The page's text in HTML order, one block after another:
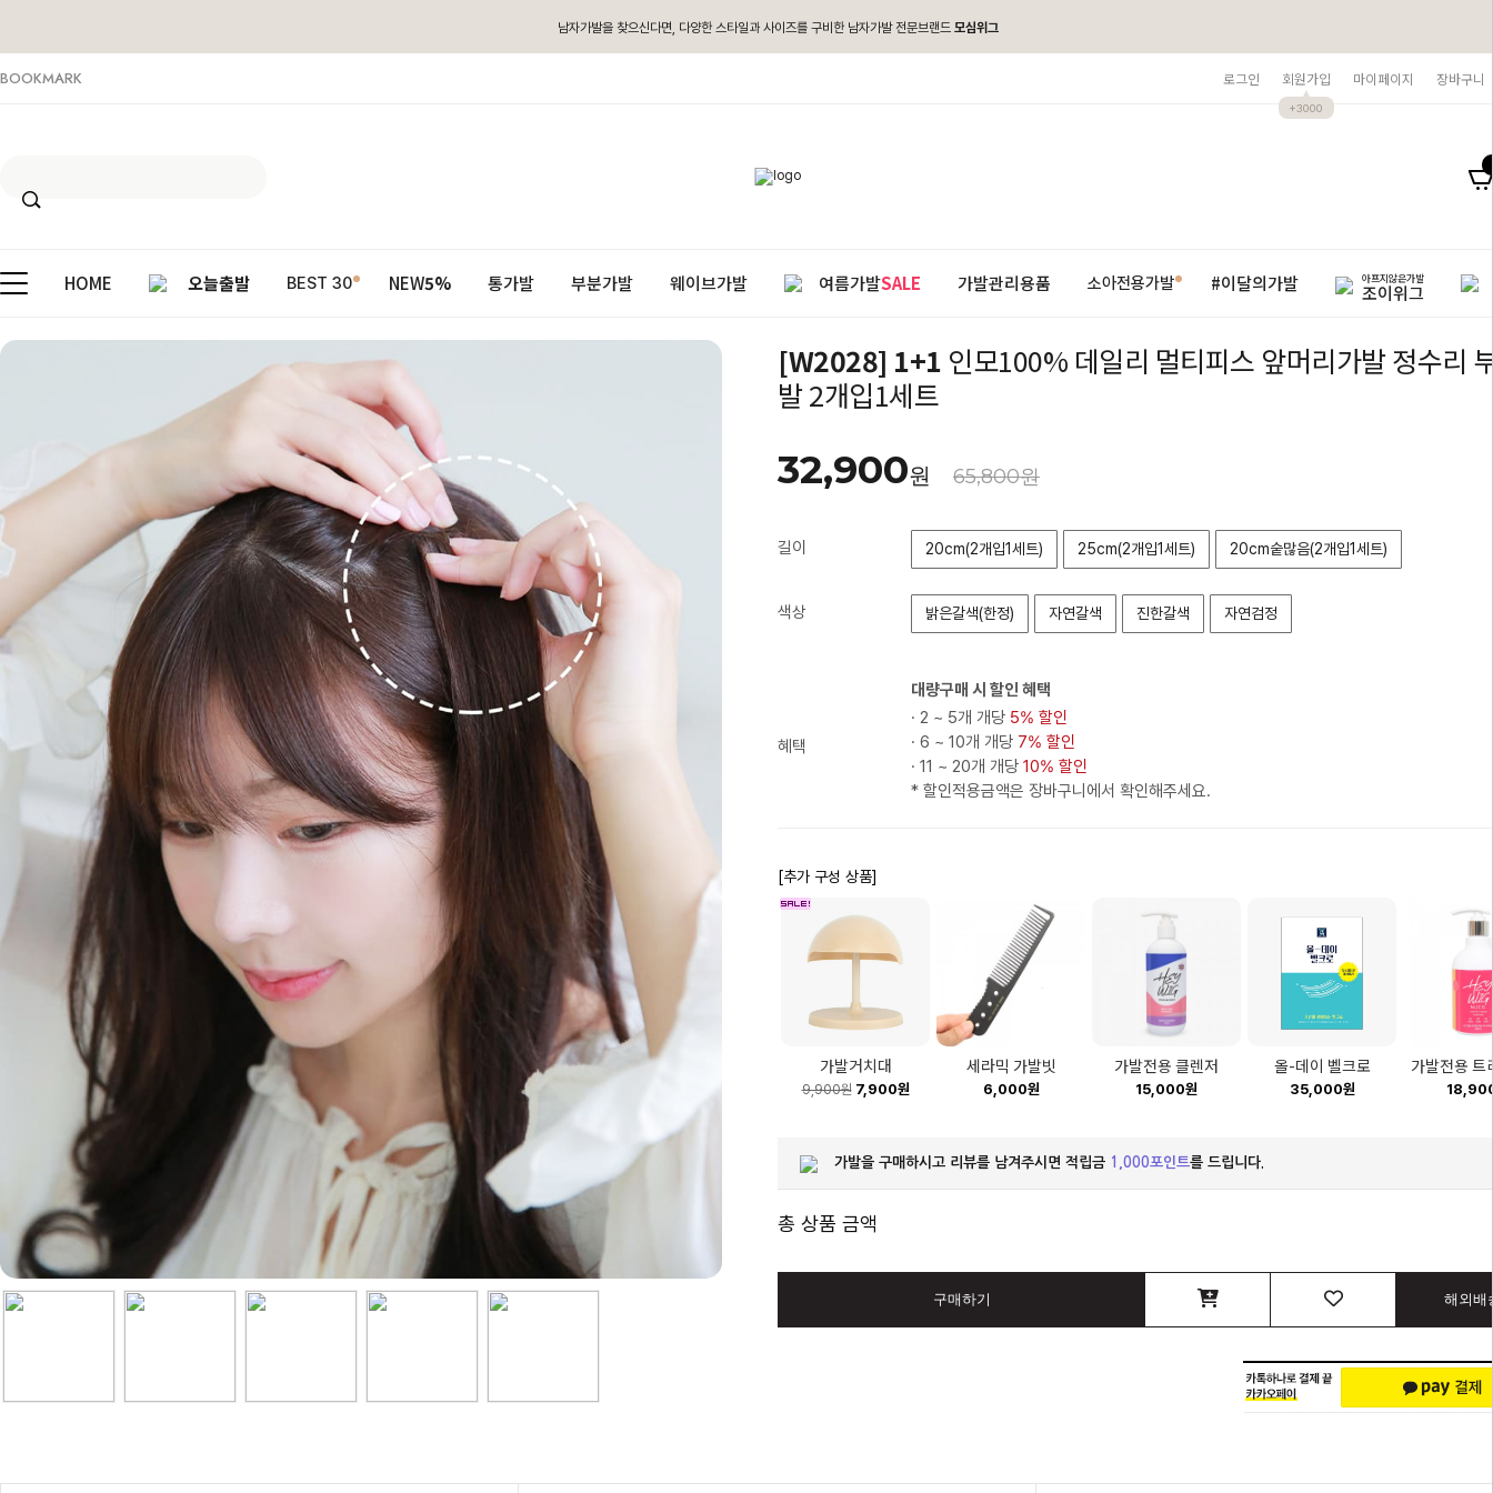
남자가발을 찾으신다면, 다양한 스타일과 사이즈를 구비한 남자가발 전문브랜드 모심위그
BOOKMARK 로그인 회원가입
+3000
마이페이지 장바구니
HOME 오늘출발 BEST 30 NEW5% 통가발 부분가발 웨이브가발 여름가발SALE 가발관리용품 소아전용가발 #이달의가발 아프지않은가발
조이위그
[W2028] 1+1 인모100% 데일리 멀티피스 앞머리가발 정수리
발 2개입1세트
32,900원 65,800원
길이 20cm(2개입1세트) 25cm(2개입1세트) 20cm숱많음(2개입1세트)
색상 밝은갈색(한정) 자연갈색 진한갈색 자연검정
혜택
대량구매 시 할인 혜택
· 2 ~ 5개 개당 5% 할인
· 6 ~ 10개 개당 7% 할인
· 11 ~ 20개 개당 10% 할인
* 할인적용금액은 장바구니에서 확인해주세요.
[추가 구성 상품]
가발거치대
9,900원7,900원
세라믹 가발빗
6,000원
가발전용 클렌저
15,000원
올-데이 벨크로
35,000원
가발전용 트
가발을 구매하시고 리뷰를 남겨주시면 적립금 1,000포인트를 드립니다.
총 상품 금액
구매하기 해외배